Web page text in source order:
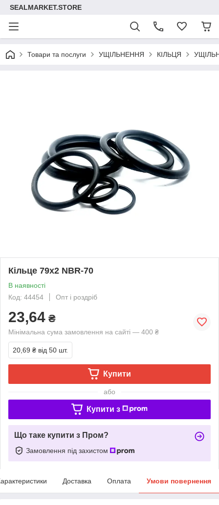
SEALMARKET.STORE
Товари та послуги УЩІЛЬНЕННЯ КІЛЬЦЯ
Кільце 79х2 NBR-70
В наявності
Код: 44454
Опт і роздріб
23,64 ₴
Мінімальна сума замовлення на сайті — 400 ₴
20,69 ₴ від 50 шт.
Купити
або
Купити з
Що таке купити з Пром?
Замовлення під захистом
Доставка Оплата Умови повернення